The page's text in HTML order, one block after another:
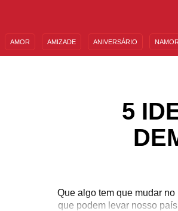
AMOR AMIZADE ANIVERSÁRIO
5
Que algo tem que mudar
que podem levar nosso